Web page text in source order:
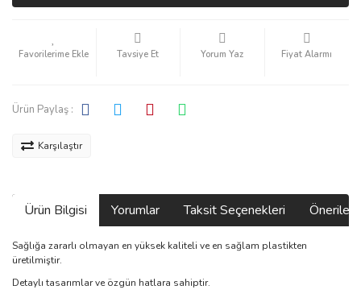
Tavsiye Et Yorum Yaz Fiyat Alarmı
Ürün Paylaş :
Karşılaştır
Ürün Bilgisi Yorumlar Taksit Seçenekleri
Sağlığa zararlı olmayan en yüksek kaliteli ve en sağlam plastikten
üretilmiştir.
Detaylı tasarımlar ve özgün hatlara sahiptir.